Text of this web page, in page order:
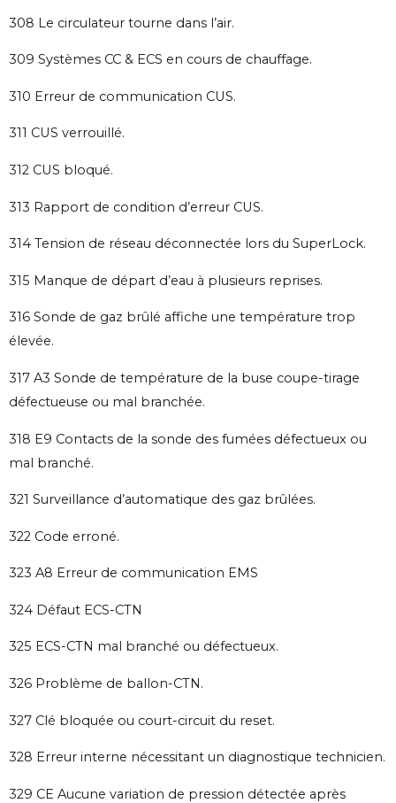
308 Le circulateur tourne dans l’air.
309 Systèmes CC & ECS en cours de chauffage.
310 Erreur de communication CUS.
311 CUS verrouillé.
312 CUS bloqué.
313 Rapport de condition d’erreur CUS.
314 Tension de réseau déconnectée lors du SuperLock.
315 Manque de départ d’eau à plusieurs reprises.
316 Sonde de gaz brûlé affiche une température trop
élevée.
317 A3 Sonde de température de la buse coupe-tirage
défectueuse ou mal branchée.
318 E9 Contacts de la sonde des fumées défectueux ou
mal branché.
321 Surveillance d’automatique des gaz brûlées.
322 Code erroné.
323 A8 Erreur de communication EMS
324 Défaut ECS-CTN
325 ECS-CTN mal branché ou défectueux.
326 Problème de ballon-CTN.
327 Clé bloquée ou court-circuit du reset.
328 Erreur interne nécessitant un diagnostique technicien.
329 CE Aucune variation de pression détectée après